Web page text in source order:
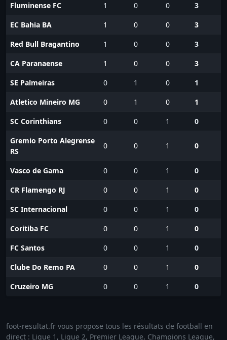
Fluminense FC
1 0 0
3
EC Bahia BA
1 0 0
3
Red Bull Bragantino
1 0 0
3
CA Paranaense
1 0 0
3
SE Palmeiras
0 1 0
1
Atletico Mineiro MG
0 1 0
1
SC Corinthians
0 0 1
0
Gremio Porto Alegrense
RS
0 0 1 0
Vasco de Gama 0 0 1
0
CR Flamengo RJ
0 0 1
0
SC Internacional
0 0 1
0
Coritiba FC
0 0 1
0
FC Santos
0 0 1
0
Clube Do Remo PA
0 0 1
0
Cruzeiro MG
0 0 1 0
foot-resultat.fr vous propose tous les résultats de football en
direct : Ligue 1, Ligue 2, Premier League, Champions League,